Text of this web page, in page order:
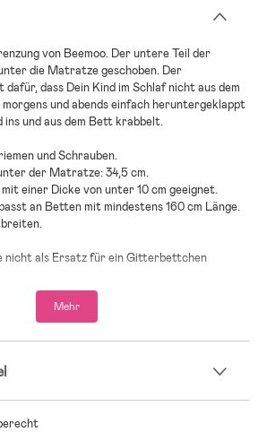
von Beemoo. Der untere Teil der
die Matratze geschoben. Der
dass Dein Kind im Schlaf nicht aus dem
und abends einfach heruntergeklappt
ins und aus dem Bett krabbelt.
und Schrauben.
der Matratze: 34,5 cm.
einer Dicke von unter 10 cm geeignet.
an Betten mit mindestens 160 cm Länge.
nicht als Ersatz für ein Gitterbettchen
nur genutzt werden, wenn das Produkt mit
Boden montiert wird.
das Produkt nicht korrekt am Bett und/oder
(mit den Sicherheitsgurten zwischen
25 cm Platz zwischen Kopfteil des
Mehr